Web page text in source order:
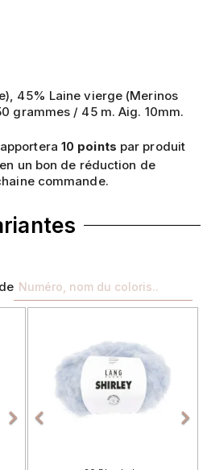
45% Laine vierge (Merinos
grammes / 45 m. Aig. 10mm.
10 points par produit
un bon de réduction de
commande.
  